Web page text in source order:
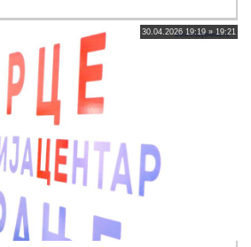
30.04.2026 19:19 » 19:21